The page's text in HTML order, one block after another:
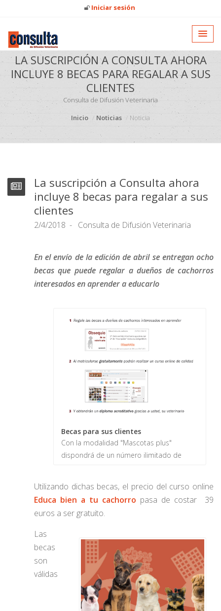
Iniciar sesión
LA SUSCRIPCIÓN A CONSULTA AHORA
INCLUYE 8 BECAS PARA REGALAR A SUS
CLIENTES
Consulta de Difusión Veterinaria
Inicio
Noticias Noticia
La suscripción a Consulta ahora
incluye 8 becas para regalar a sus
clientes
2/4/2018 Consulta de Difusión Veterinaria
En el envío de la edición de abril se entregan ocho
becas que puede regalar a dueños de cachorros
interesados en aprender a educarlo
Becas para sus clientes
Con la modalidad "Mascotas plus"
dispondrá de un número ilimitado de
Utilizando dichas becas, el precio del curso online
Educa bien a tu cachorro pasa de costar 39
euros a ser gratuito.
Las
becas
son
válidas